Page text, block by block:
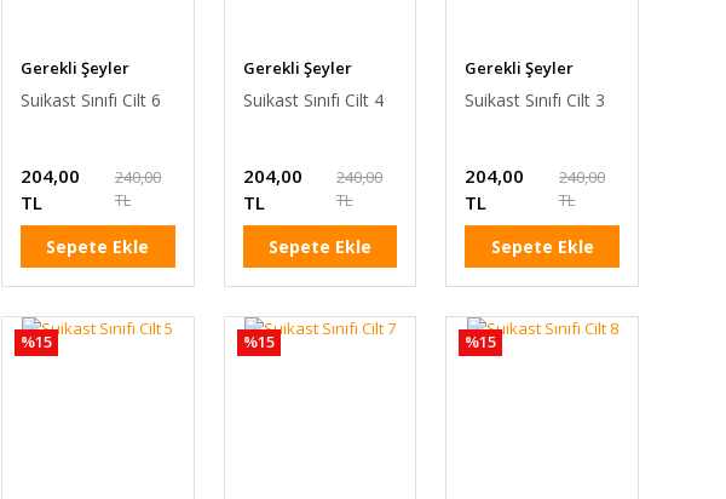
Gerekli Şeyler
Suikast Sınıfı Cilt 6
204,00
TL
240,00
TL
Sepete Ekle
Gerekli Şeyler
Suikast Sınıfı Cilt 4
204,00
TL
240,00
TL
Sepete Ekle
Gerekli Şeyler
Suikast Sınıfı Cilt 3
204,00
TL
240,00
TL
Sepete Ekle
%15 %15 %15